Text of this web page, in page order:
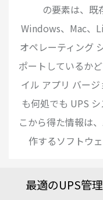
の要素は、既
Windows、Mac、
オペレーティング
ポートしているか
イル アプリ バー
も何処でも UPS
こから得た情報は
作するソフトウ
最適のUPS管